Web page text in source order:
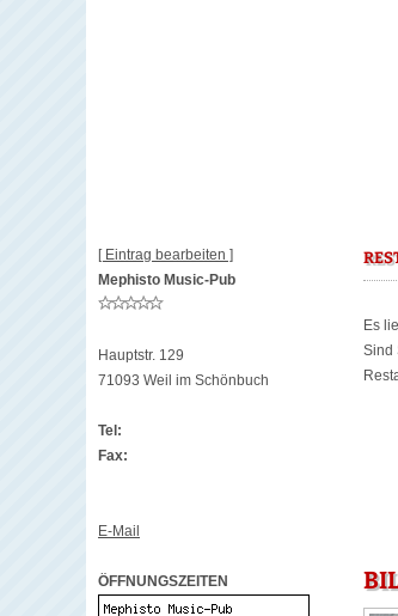
[ Eintrag bearbeiten ]
Mephisto Music-Pub
Hauptstr. 129
71093 Weil im Schönbuch
Tel:
Fax:
E-Mail
ÖFFNUNGSZEITEN
Es
Sind